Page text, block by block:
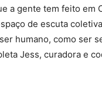
a gente tem feito em
de escuta
humano, como ser
Jess, curadora e